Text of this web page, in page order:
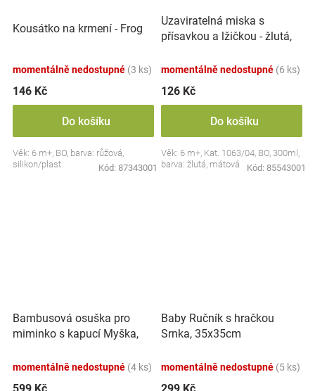
Kousátko na krmení - Frog
momentálně nedostupné (3 ks)
146 Kč
Do košíku
Věk: 6 m+, BO, barva: růžová,
silikon/plast
Kód: 87343001
Uzaviratelná miska s
přísavkou a lžičkou - žlutá,
momentálně nedostupné (6 ks)
126 Kč
Do košíku
Věk: 6 m+, Kat. 1063/04, BO, 300ml,
barva: žlutá, mátová
Kód: 85543001
Bambusová osuška pro
miminko s kapucí Myška,
momentálně nedostupné (4 ks)
599 Kč
Baby Ručník s hračkou
Srnka, 35x35cm
momentálně nedostupné (5 ks)
299 Kč